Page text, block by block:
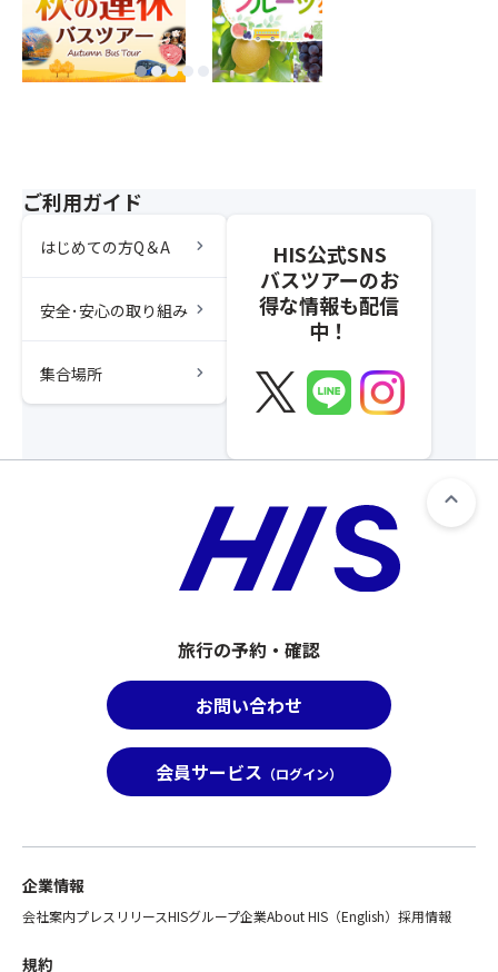
ご利用ガイド
はじめての方Q＆A chevron_right
安全･安心の取り組み chevron_right
集合場所 chevron_right
HIS公式SNS
バスツアーのお
得な情報も配信
中！
旅行の予約・確認
お問い合わせ
会員サービス （ログイン）
企業情報
会社案内プレスリリースHISグループ企業About HIS（English） 採用情報
規約